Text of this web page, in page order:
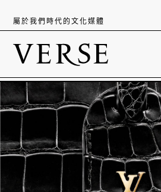
屬於我們時代的文化媒體